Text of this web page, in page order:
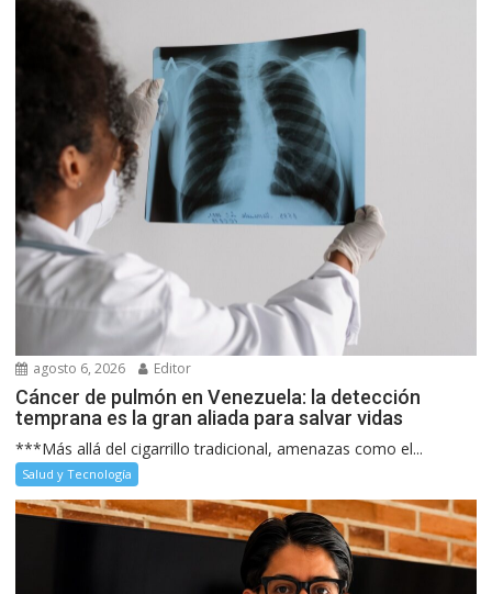
agosto 6, 2026 Editor
Cáncer de pulmón en Venezuela: la detección
temprana es la gran aliada para salvar vidas
***Más allá del cigarrillo tradicional, amenazas como el...
Salud y Tecnología